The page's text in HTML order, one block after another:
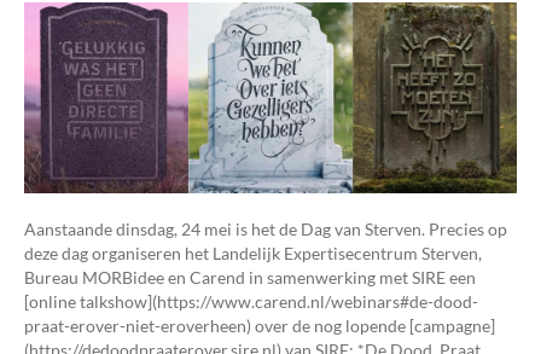
Aanstaande dinsdag, 24 mei is het de Dag van Sterven. Precies op
deze dag organiseren het Landelijk Expertisecentrum Sterven,
Bureau MORBidee en Carend in samenwerking met SIRE een
[online talkshow](https://www.carend.nl/webinars#de-dood-
praat-erover-niet-eroverheen) over de nog lopende [campagne]